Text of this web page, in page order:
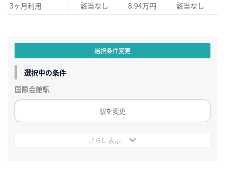
3ヶ月利用
該当なし 8.94万円 該当なし
選択条件変更
選択中の条件
国際会館駅
駅を変更
さらに表示